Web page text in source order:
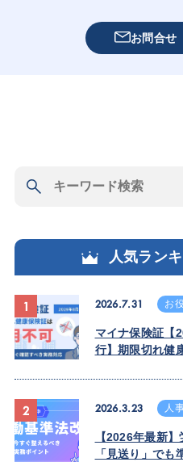
お問合せ
人気ラン
2026.7.31 お
マイナ保険証【
行】期限切れ健
1
2026.3.23 人
【2026年最新
「見送り」でも
2